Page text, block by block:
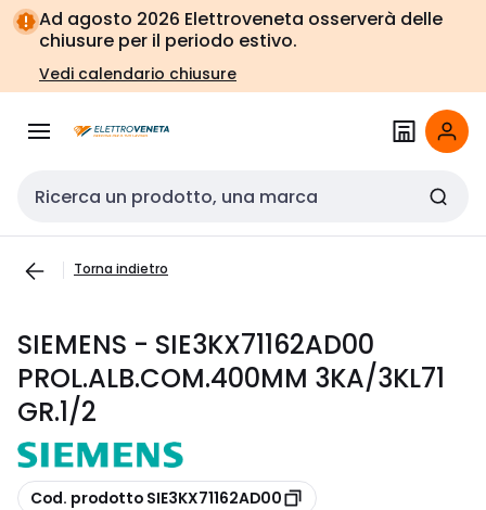
Vai alla
navigazione
Vai
alla
pagina
Ad agosto 2026 Elettroveneta osserverà delle
chiusure per il periodo estivo.
Vedi calendario chiusure
Cerca input
Torna indietro
SIEMENS - SIE3KX71162AD00
PROL.ALB.COM.400MM 3KA/3KL71
GR.1/2
copia
Cod. prodotto SIE3KX71162AD00